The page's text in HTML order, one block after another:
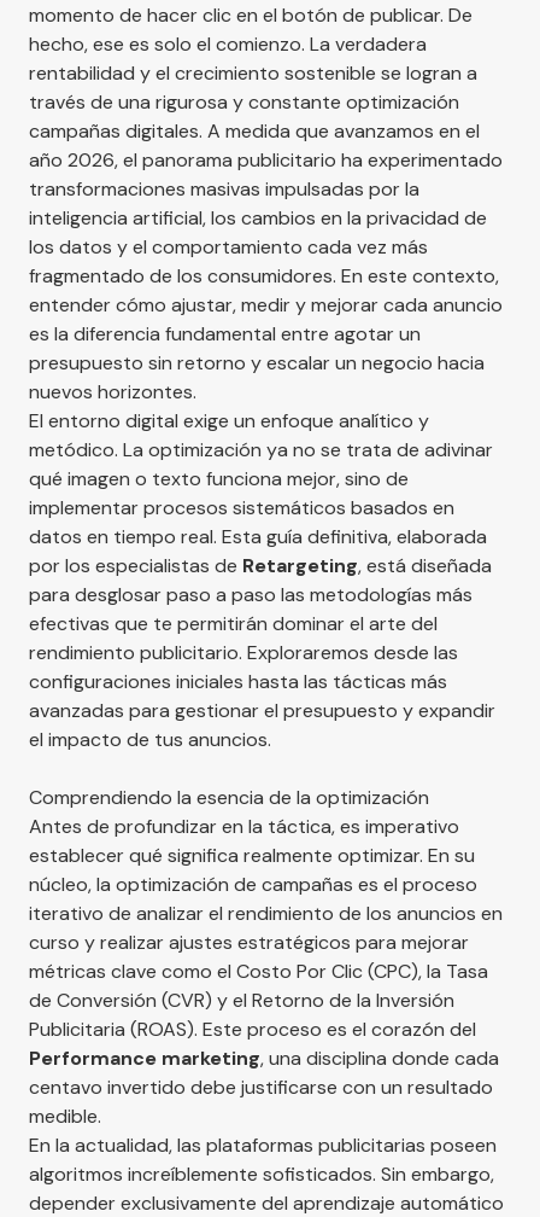
momento de hacer clic en el botón de publicar. De
hecho, ese es solo el comienzo. La verdadera
rentabilidad y el crecimiento sostenible se logran a
través de una rigurosa y constante optimización
campañas digitales. A medida que avanzamos en el
año 2026, el panorama publicitario ha experimentado
transformaciones masivas impulsadas por la
inteligencia artificial, los cambios en la privacidad de
los datos y el comportamiento cada vez más
fragmentado de los consumidores. En este contexto,
entender cómo ajustar, medir y mejorar cada anuncio
es la diferencia fundamental entre agotar un
presupuesto sin retorno y escalar un negocio hacia
nuevos horizontes.
El entorno digital exige un enfoque analítico y
metódico. La optimización ya no se trata de adivinar
qué imagen o texto funciona mejor, sino de
implementar procesos sistemáticos basados en
datos en tiempo real. Esta guía definitiva, elaborada
por los especialistas de Retargeting, está diseñada
para desglosar paso a paso las metodologías más
efectivas que te permitirán dominar el arte del
rendimiento publicitario. Exploraremos desde las
configuraciones iniciales hasta las tácticas más
avanzadas para gestionar el presupuesto y expandir
el impacto de tus anuncios.
Comprendiendo la esencia de la optimización
Antes de profundizar en la táctica, es imperativo
establecer qué significa realmente optimizar. En su
núcleo, la optimización de campañas es el proceso
iterativo de analizar el rendimiento de los anuncios en
curso y realizar ajustes estratégicos para mejorar
métricas clave como el Costo Por Clic (CPC), la Tasa
de Conversión (CVR) y el Retorno de la Inversión
Publicitaria (ROAS). Este proceso es el corazón del
Performance marketing, una disciplina donde cada
centavo invertido debe justificarse con un resultado
medible.
En la actualidad, las plataformas publicitarias poseen
algoritmos increíblemente sofisticados. Sin embargo,
depender exclusivamente del aprendizaje automático